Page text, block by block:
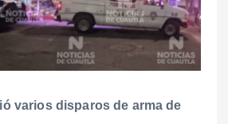
varios disparos de arma de